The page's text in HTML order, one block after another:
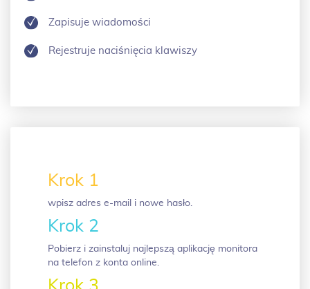
Zapisuje wiadomości
Rejestruje naciśnięcia klawiszy
Krok 1
wpisz adres e-mail i nowe hasło.
Krok 2
Pobierz i zainstaluj najlepszą aplikację monitora
na telefon z konta online.
Krok 3